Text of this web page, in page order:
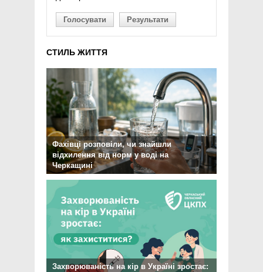
Голосувати Результати
СТИЛЬ ЖИТТЯ
Фахівці розповіли, чи знайшли
відхилення від норм у воді на
Черкащині
Захворюваність на кір в Україні зростає: